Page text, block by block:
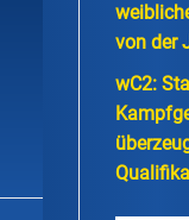
von der
wC2: